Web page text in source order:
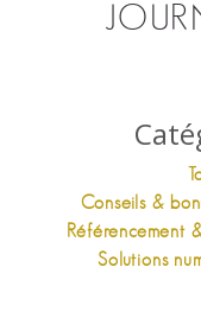
Conseils &
Référencement
Solutions